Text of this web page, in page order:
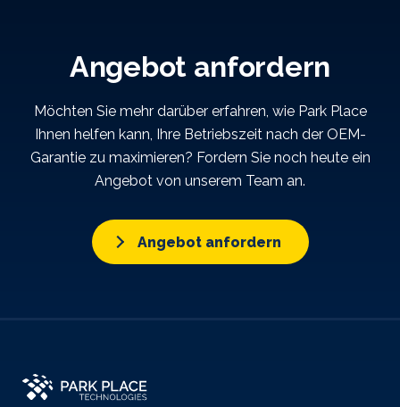
Angebot anfordern
Möchten Sie mehr darüber erfahren, wie Park Place
Ihnen helfen kann, Ihre Betriebszeit nach der OEM-
Garantie zu maximieren? Fordern Sie noch heute ein
Angebot von unserem Team an.
Angebot anfordern